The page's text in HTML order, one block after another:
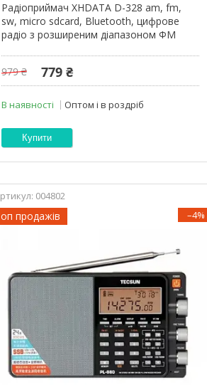
Радіоприймач XHDATA D-328 am, fm,
sw, micro sdcard, Bluetooth, цифрове
радіо з розширеним діапазоном ФМ
979 ₴ 779 ₴
В наявності Оптом і в роздріб
Купити
004802
продажів –4%